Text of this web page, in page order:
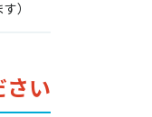
）
さい